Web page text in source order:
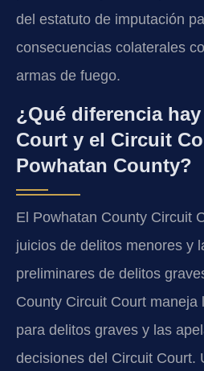
del estatuto de imputación
consecuencias colaterales
armas de fuego.
¿Qué diferencia
Court y el Circuit
Powhatan County?
El Powhatan County Circuit
juicios de delitos menores y
preliminares de delitos
County Circuit Court maneja
para delitos graves y las
decisiones del Circuit Court.